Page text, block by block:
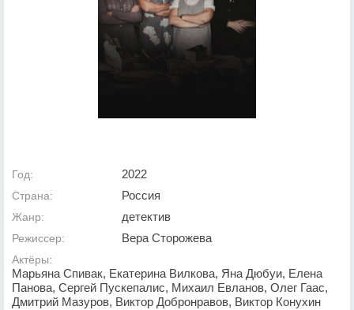
Год: 2022
Страна: Россия
Жанр: детектив
Режиссер: Вера Сторожева
Актёры:
Марьяна Спивак, Екатерина Вилкова, Яна Дюбуи, Елена
Панова, Сергей Пускепалис, Михаил Евланов, Олег Гаас,
Дмитрий Мазуров, Виктор Добронравов, Виктор Конухин